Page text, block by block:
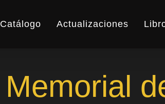
Catálogo Actualizaciones
Memorial